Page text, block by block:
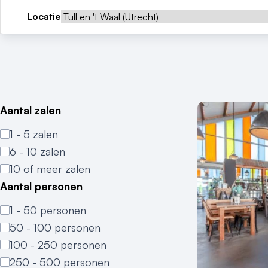
Locatie
Aantal zalen
1 - 5 zalen
6 - 10 zalen
10 of meer zalen
Aantal personen
1 - 50 personen
50 - 100 personen
100 - 250 personen
250 - 500 personen